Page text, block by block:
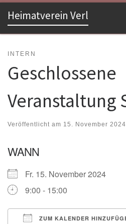
Zum Inhalt springen
Heimatverein Verl
INTERN
Geschlossene
Veranstaltung
Veröffentlicht am 15. November 2024
WANN
Fr. 15. November 2024
9:00 - 15:00
ZUM KALENDER